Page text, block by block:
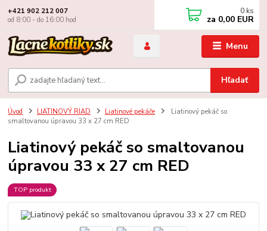
Menu
Hľadať
+421 902 212 007
od 8:00 - do 16:00 hod
0 ks
za 0,00 EUR
Úvod LIATINOVÝ RIAD Liatinové pekáče
Liatinový pekáč so
smaltovanou úpravou 33 x 27 cm RED
Liatinový pekáč so smaltovanou
úpravou 33 x 27 cm RED
TOP produkt